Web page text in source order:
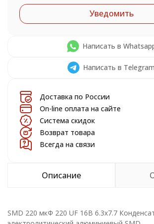
Уведомить
Написать в
Написать в Telegram
Доставка по России
On-line оплата на сайте
Система скидок
Возврат товара
Всегда на связи
Описание
SMD 220 мкФ 220 UF 16В 6.3x7.7